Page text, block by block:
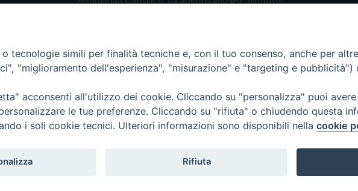
Privacy Policy Cookie Policy
- Vita Trentina Editrice
tecnologie simili per finalità tecniche e, con il tuo consenso, anche per
"miglioramento dell'esperienza", "misurazione" e "targeting e pubblicità")
acconsenti all'utilizzo dei cookie. Cliccando su "personalizza" puoi
le tue preferenze. Cliccando su "rifiuta" o chiudendo questa
i soli cookie tecnici. Ulteriori informazioni sono disponibili nella cookie
Rifiuta